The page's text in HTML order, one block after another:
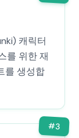
캐릭터
를 위한 재
를 생성합
#3